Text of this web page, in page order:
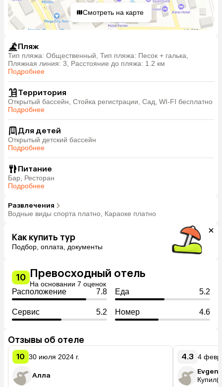
Смотреть на карте
Пляж
Тип пляжа: Общественный, Тип пляжа: Песок + галька,
Пляжная линия: 3, Расстояние до пляжа: 1.2 км
Подробнее
Территория
Открытый бассейн, Стойка регистрации, Сад, WI-FI бесплатно
Подробнее
Для детей
Открытый детский бассейн
Подробнее
Питание
Бар, Ресторан
Подробнее
Развлечения
Водные виды спорта платно, Караоке платно
Как купить тур
Подбор, оплата, документы
10 Превосходный отель
На основании 7 оценок
Расположение 7.8 Еда 5.2
Сервис 5.2 Номер 4.6
Отзывы об отеле
10 30 июля 2024 г.
Алла
4.3 4
Evgenii